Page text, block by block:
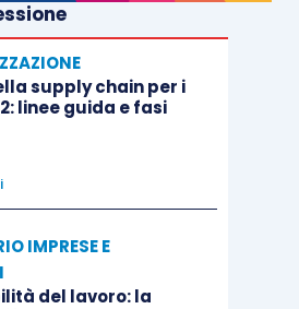
supply chain per i
linee guida e fasi
IMPRESE E
del lavoro: la